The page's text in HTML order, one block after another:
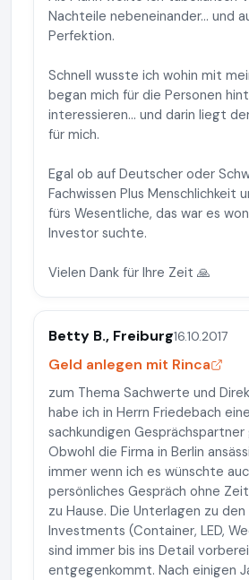
Nachteile nebeneinander... und
Perfektion.
Schnell wusste ich wohin mit
began mich für die Personen
interessieren... und darin liegt
für mich.
Egal ob auf Deutscher oder
Fachwissen Plus Menschlichkeit
fürs Wesentliche, das war es
Investor suchte.
Vielen Dank für Ihre Zeit 🙏
Betty B., Freiburg16.10.2017
Geld anlegen mit Rinca
zum Thema Sachwerte und
habe ich in Herrn Friedebach
sachkundigen Gesprächspartner
Obwohl die Firma in Berlin
immer wenn ich es wünschte
persönliches Gespräch ohne
zu Hause. Die Unterlagen zu
Investments (Container, LED,
sind immer bis ins Detail
entgegenkommt. Nach einigen